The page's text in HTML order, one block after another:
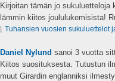
Kirjoitan tämän jo sukuluetteloja
lämmin kiitos joululukemisista!
⌊ Tuhansien vuosien sukuluettelot
Daniel Nylund sanoi 3 vuotta
Kiitos suosituksesta. Tutustun
muut Girardin englanniksi